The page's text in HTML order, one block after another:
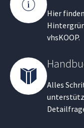
Hier
vhsKOOP.
Alles